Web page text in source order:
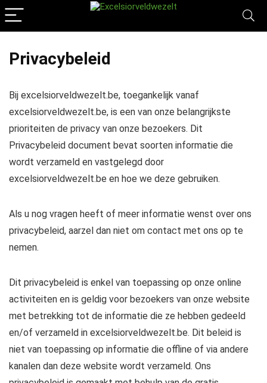
Privacybeleid
Bij excelsiorveldwezelt.be, toegankelijk vanaf
excelsiorveldwezelt.be, is een van onze belangrijkste
prioriteiten de privacy van onze bezoekers. Dit
Privacybeleid document bevat soorten informatie die
wordt verzameld en vastgelegd door
excelsiorveldwezelt.be en hoe we deze gebruiken.
Als u nog vragen heeft of meer informatie wenst over ons
privacybeleid, aarzel dan niet om contact met ons op te
nemen.
Dit privacybeleid is enkel van toepassing op onze online
activiteiten en is geldig voor bezoekers van onze website
met betrekking tot de informatie die ze hebben gedeeld
en/of verzameld in excelsiorveldwezelt.be. Dit beleid is
niet van toepassing op informatie die offline of via andere
kanalen dan deze website wordt verzameld. Ons